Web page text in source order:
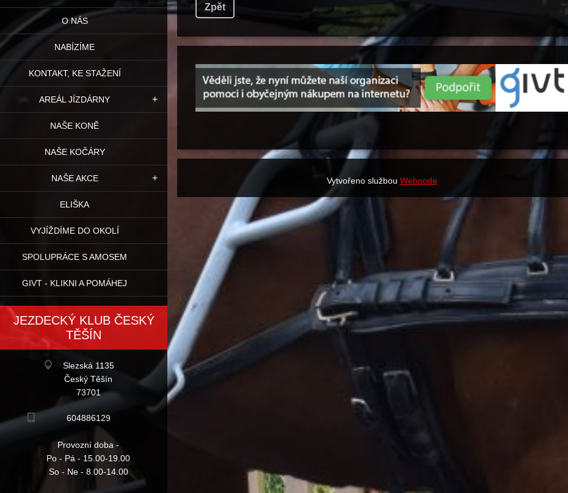
O NÁS
NABÍZÍME
KONTAKT, KE STAŽENÍ
AREÁL JÍZDÁRNY
NAŠE KONĚ
NAŠE KOČÁRY
NAŠE AKCE
ELIŠKA
VYJÍŽDÍME DO OKOLÍ
SPOLUPRÁCE S AMOSEM
GIVT - KLIKNI A POMÁHEJ
JEZDECKÝ KLUB ČESKÝ
TĚŠÍN
Slezská 1135
Český Těšín
73701
604886129
Provozní doba -
Po - Pá - 15.00-19.00
So - Ne - 8.00-14.00
Zpět
Vytvořeno službou Webnode